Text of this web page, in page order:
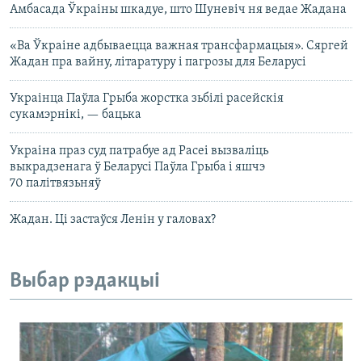
Амбасада Ўкраіны шкадуе, што Шуневіч ня ведае Жадана
«Ва Ўкраіне адбываецца важная трансфармацыя». Сяргей
Жадан пра вайну, літаратуру і пагрозы для Беларусі
Украінца Паўла Грыба жорстка зьбілі расейскія
сукамэрнікі, — бацька
Украіна праз суд патрабуе ад Расеі вызваліць
выкрадзенага ў Беларусі Паўла Грыба і яшчэ
70 палітвязьняў
Жадан. Ці застаўся Ленін у галовах?
Выбар рэдакцыі